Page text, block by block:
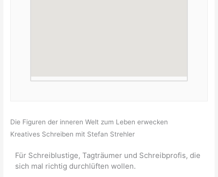
Die Figuren der inneren Welt zum Leben erwecken
Kreatives Schreiben mit Stefan Strehler
Für Schreiblustige, Tagträumer und Schreibprofis, die
sich mal richtig durchlüften wollen.